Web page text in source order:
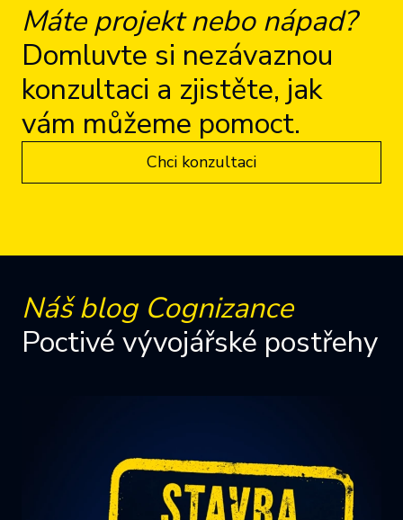
Máte projekt nebo nápad?
Domluvte si nezávaznou
konzultaci a zjistěte, jak
vám můžeme pomoct.
Chci konzultaci
Náš blog Cognizance
Poctivé vývojářské postřehy